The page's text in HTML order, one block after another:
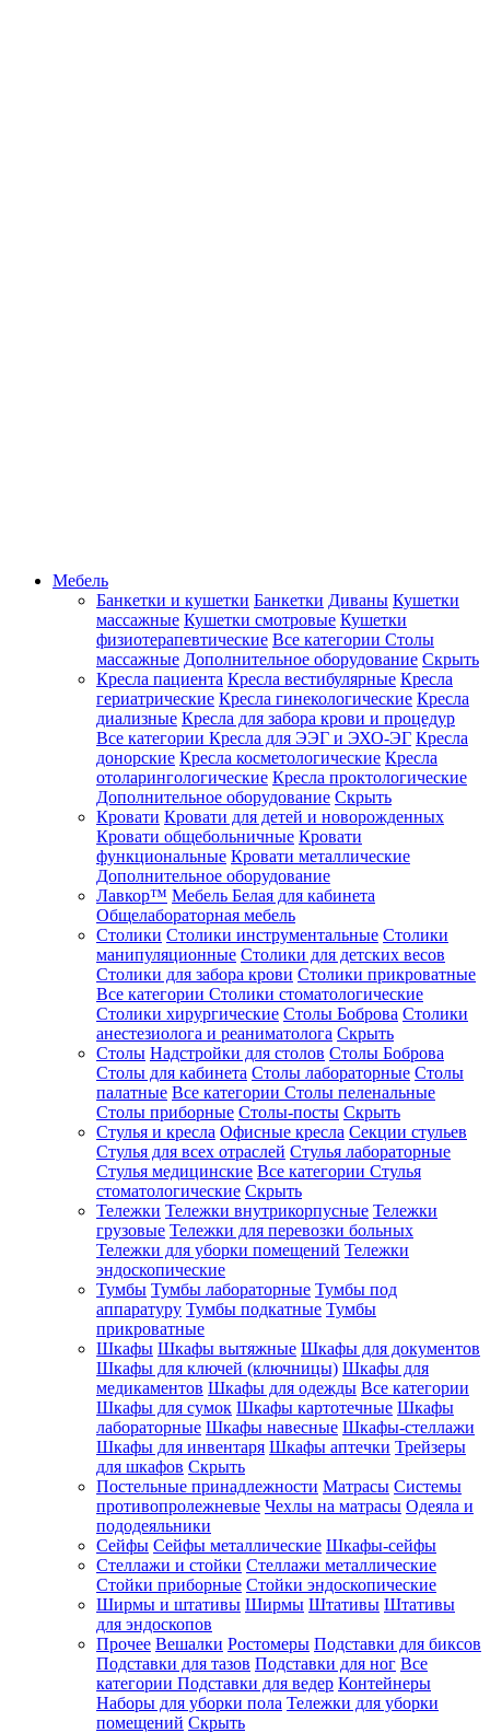
Мебель
Банкетки и кушетки Банкетки Диваны Кушетки
массажные Кушетки смотровые Кушетки
физиотерапевтические Все категории Столы
массажные Дополнительное оборудование Скрыть
Кресла пациента Кресла вестибулярные Кресла
гериатрические Кресла гинекологические Кресла
диализные Кресла для забора крови и процедур
Все категории Кресла для ЭЭГ и ЭХО-ЭГ Кресла
донорские Кресла косметологические Кресла
отоларингологические Кресла проктологические
Дополнительное оборудование Скрыть
Кровати Кровати для детей и новорожденных
Кровати общебольничные Кровати
функциональные Кровати металлические
Дополнительное оборудование
Лавкор™ Мебель Белая для кабинета
Общелабораторная мебель
Столики Столики инструментальные Столики
манипуляционные Столики для детских весов
Столики для забора крови Столики прикроватные
Все категории Столики стоматологические
Столики хирургические Столы Боброва Столики
анестезиолога и реаниматолога Скрыть
Столы Надстройки для столов Столы Боброва
Столы для кабинета Столы лабораторные Столы
палатные Все категории Столы пеленальные
Столы приборные Столы-посты Скрыть
Стулья и кресла Офисные кресла Секции стульев
Стулья для всех отраслей Стулья лабораторные
Стулья медицинские Все категории Стулья
стоматологические Скрыть
Тележки Тележки внутрикорпусные Тележки
грузовые Тележки для перевозки больных
Тележки для уборки помещений Тележки
эндоскопические
Тумбы Тумбы лабораторные Тумбы под
аппаратуру Тумбы подкатные Тумбы
прикроватные
Шкафы Шкафы вытяжные Шкафы для документов
Шкафы для ключей (ключницы) Шкафы для
медикаментов Шкафы для одежды Все категории
Шкафы для сумок Шкафы картотечные Шкафы
лабораторные Шкафы навесные Шкафы-стеллажи
Шкафы для инвентаря Шкафы аптечки Трейзеры
для шкафов Скрыть
Постельные принадлежности Матрасы Системы
противопролежневые Чехлы на матрасы Одеяла и
пододеяльники
Сейфы Сейфы металлические Шкафы-сейфы
Стеллажи и стойки Стеллажи металлические
Стойки приборные Стойки эндоскопические
Ширмы и штативы Ширмы Штативы Штативы
для эндоскопов
Прочее Вешалки Ростомеры Подставки для биксов
Подставки для тазов Подставки для ног Все
категории Подставки для ведер Контейнеры
Наборы для уборки пола Тележки для уборки
помещений Скрыть